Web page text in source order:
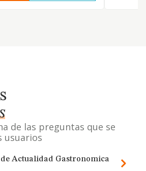
de las preguntas que se
usuarios
de Actualidad Gastronomica